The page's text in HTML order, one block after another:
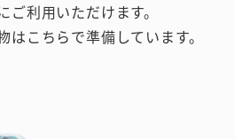
ご利用いただけます。
はこちらで準備しています。